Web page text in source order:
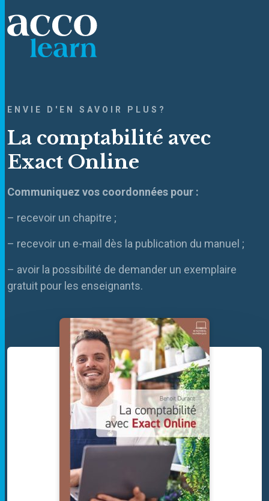
ENVIE D'EN SAVOIR PLUS?
La comptabilité avec
Exact Online
Communiquez vos coordonnées pour :
– recevoir un chapitre ;
– recevoir un e-mail dès la publication du manuel ;
– avoir la possibilité de demander un exemplaire
gratuit pour les enseignants.